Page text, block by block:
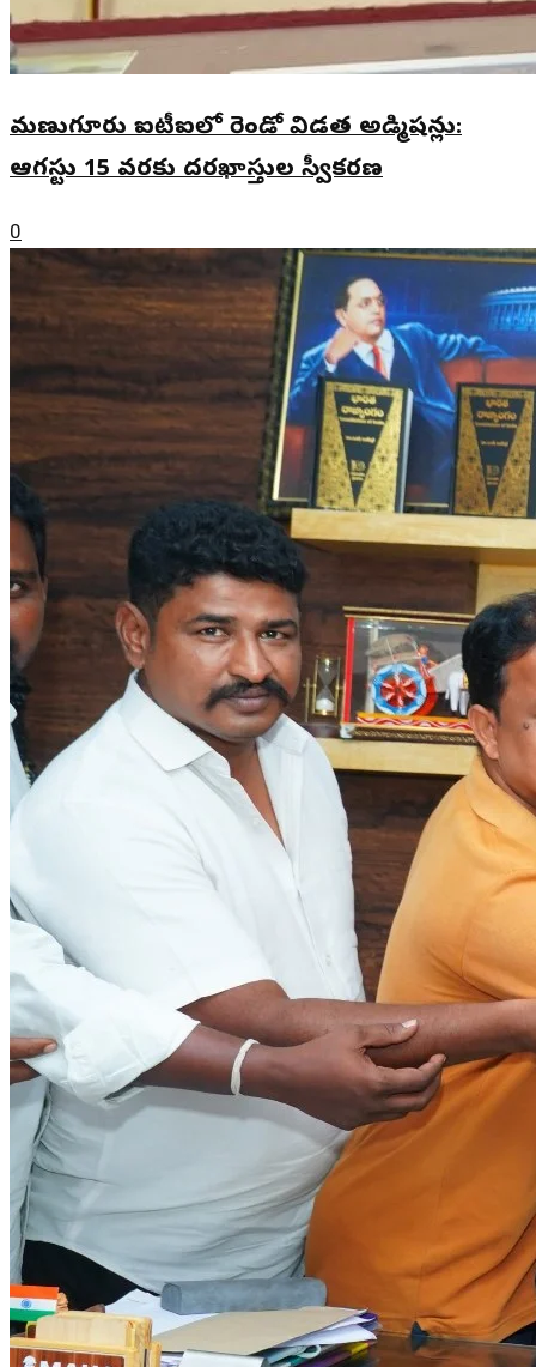
మణుగూరు ఐటీఐలో రెండో విడత అడ్మిషన్లు:
ఆగస్టు 15 వరకు దరఖాస్తుల స్వీకరణ
0